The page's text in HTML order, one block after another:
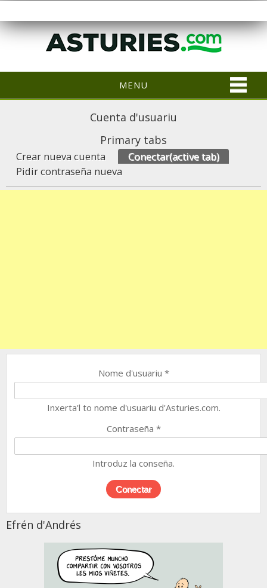
MENU
Cuenta d'usuariu
Primary tabs
Crear nueva cuenta Conectar(active tab)
Pidir contraseña nueva
Nome d'usuariu *
Inxerta'l to nome d'usuariu d'Asturies.com.
Contraseña *
Introduz la conseña.
Efrén d'Andrés